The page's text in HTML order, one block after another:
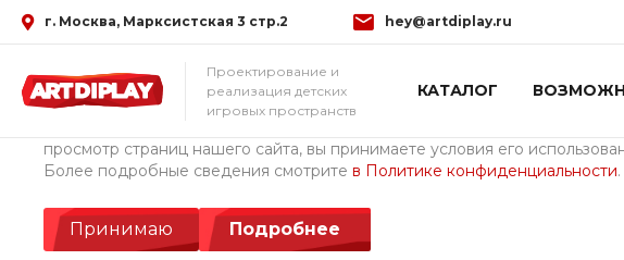
Использование файлов Cookie
Мы используем файлы cookie, разработанные нашими специалистами и
просмотр страниц нашего сайта, вы принимаете условия его
Более подробные сведения смотрите в Политике конфиденциальности.
Принимаю Подробнее
г. Москва, Марксистская 3 стр.2 hey@artdiplay.ru
Проектирование и
реализация детских
игровых пространств
КАТАЛОГ
Главная / Проекты / ЖК Береговой
ЖК Береговой